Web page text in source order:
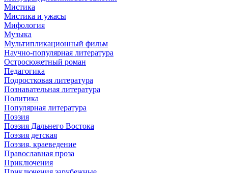
Мистика
Мистика и ужасы
Мифология
Музыка
Мультипликационный фильм
Научно-популярная литература
Остросюжетный роман
Педагогика
Подростковая литература
Познавательная литература
Политика
Популярная литература
Поэзия
Поэзия Дальнего Востока
Поэзия детская
Поэзия, краеведение
Православная проза
Приключения